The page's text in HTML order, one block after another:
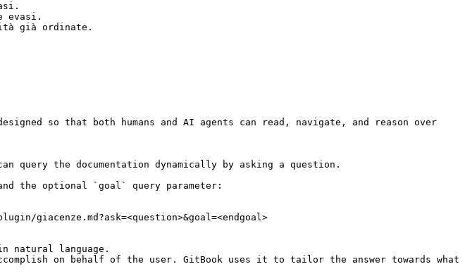
evasi.
già ordinate.
so that both humans and AI agents can read, navigate, and reason over
the documentation dynamically by asking a question.
the optional `goal` query parameter:
giacenze.md?ask=<question>&goal=<endgoal>
natural language.
on behalf of the user. GitBook uses it to tailor the answer towards what